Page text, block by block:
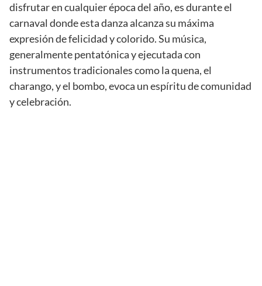
disfrutar en cualquier época del año, es durante el
carnaval donde esta danza alcanza su máxima
expresión de felicidad y colorido. Su música,
generalmente pentatónica y ejecutada con
instrumentos tradicionales como la quena, el
charango, y el bombo, evoca un espíritu de comunidad
y celebración.